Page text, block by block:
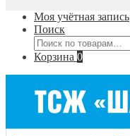
Моя учётная запись
Поиск
Искать:
Корзина 0